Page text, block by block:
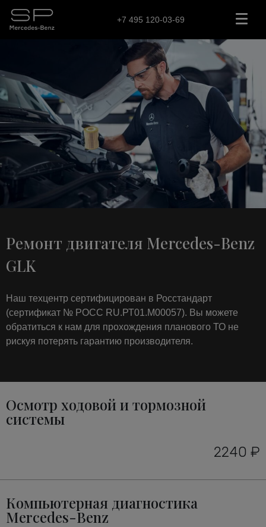
+7 495 120-03-69
Ремонт двигателя Mercedes-Benz
GLK
Наш техцентр сертифицирован в Росстандарт
(сертификат № РОСС RU.РТ01.М00057). Вы можете
обратиться к нам для прохождения планового ТО не
рискуя потерять гарантию производителя.
Осмотр ходовой и тормозной
системы
2240 ₽
Компьютерная диагностика
Mercedes-Benz